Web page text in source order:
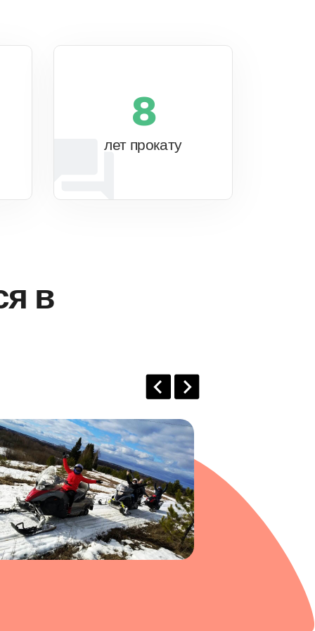
8
лет прокату
в